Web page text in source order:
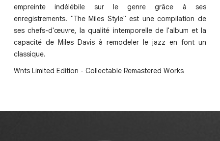
empreinte indélébile sur le genre grâce à ses
enregistrements. "The Miles Style" est une compilation de
ses chefs-d'œuvre, la qualité intemporelle de l'album et la
capacité de Miles Davis à remodeler le jazz en font un
classique.
Wnts Limited Edition - Collectable Remastered Works